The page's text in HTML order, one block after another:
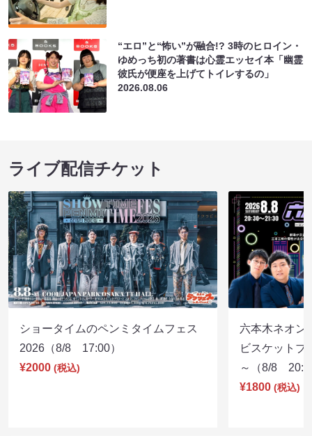
“エロ”と“怖い”が融合!? 3時のヒロイン・
ゆめっち初の著書は心霊エッセイ本「幽霊
彼氏が便座を上げてトイレするの」
2026.08.06
ライブ配信チケット
ショータイムのペンミタイムフェス
2026（8/8 17:00）
¥2000 (税込)
六本木ネオン
ビスケットブ
～（8/8
¥1800 (税込)